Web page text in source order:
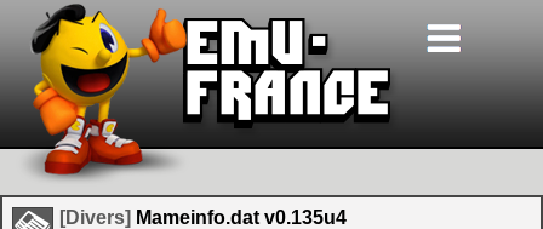
[Divers] Mameinfo.dat v0.135u4